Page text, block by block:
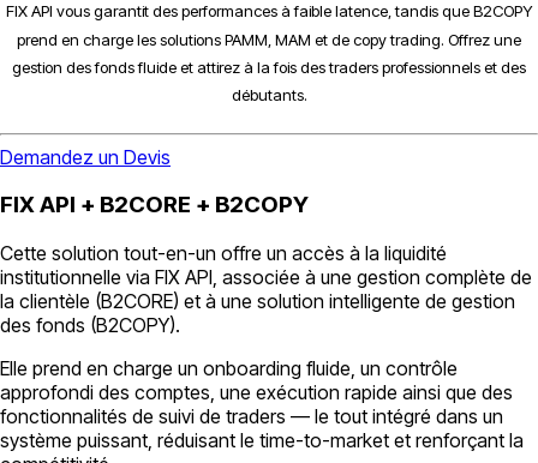
FIX API vous garantit des performances à faible latence, tandis que B2COPY
prend en charge les solutions PAMM, MAM et de copy trading. Offrez une
gestion des fonds fluide et attirez à la fois des traders professionnels et des
débutants.
Demandez un Devis
FIX API + B2CORE + B2COPY
Cette solution tout-en-un offre un accès à la liquidité
institutionnelle via FIX API, associée à une gestion complète de
la clientèle (B2CORE) et à une solution intelligente de gestion
des fonds (B2COPY).
Elle prend en charge un onboarding fluide, un contrôle
approfondi des comptes, une exécution rapide ainsi que des
fonctionnalités de suivi de traders — le tout intégré dans un
système puissant, réduisant le time-to-market et renforçant la